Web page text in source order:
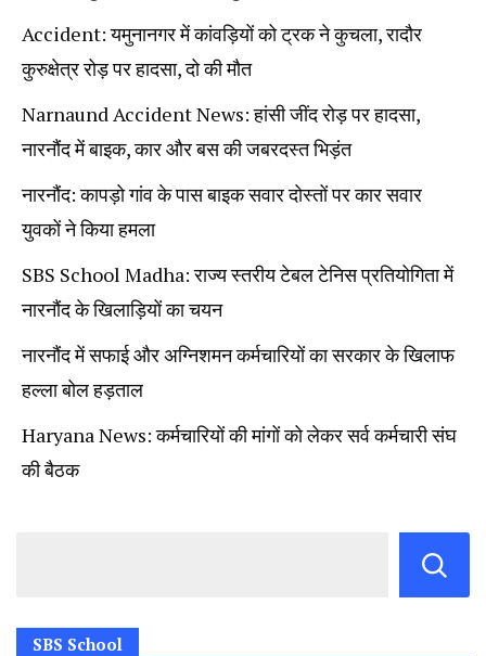
Accident: यमुनानगर में कांवड़ियों को ट्रक ने कुचला, रादौर
कुरुक्षेत्र रोड़ पर हादसा, दो की मौत
Narnaund Accident News: हांसी जींद रोड़ पर हादसा,
नारनौंद में बाइक, कार और बस की जबरदस्त भिड़ंत
नारनौंद: कापड़ो गांव के पास बाइक सवार दोस्तों पर कार सवार
युवकों ने किया हमला
SBS School Madha: राज्य स्तरीय टेबल टेनिस प्रतियोगिता में
नारनौंद के खिलाड़ियों का चयन
नारनौंद में सफाई और अग्निशमन कर्मचारियों का सरकार के खिलाफ
हल्ला बोल हड़ताल
Haryana News: कर्मचारियों की मांगों को लेकर सर्व कर्मचारी संघ
की बैठक
SBS School